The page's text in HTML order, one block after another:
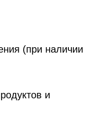
(при наличии
и